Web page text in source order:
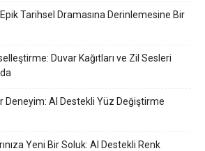
Tarihsel Dramasına Derinlemesine Bir
Duvar Kağıtları ve Zil Sesleri
Deneyim: AI Destekli Yüz Değiştirme
Yeni Bir Soluk: AI Destekli Renk